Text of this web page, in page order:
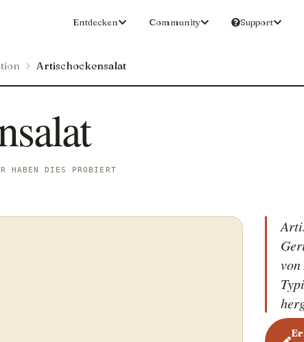
Entdecken Community Support
Artischockensalat
HABEN DIES PROBIERT